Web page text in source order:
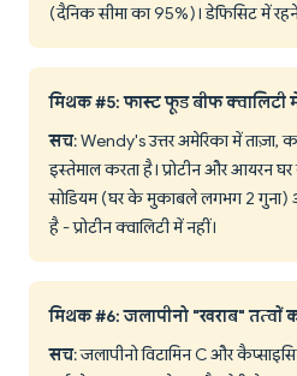
(दैनिक सीमा का 95%)। डेफिसिट में
मिथक #5: फास्ट फूड बीफ क्वालिटी
सच: Wendy's उत्तर अमेरिका में ताज़ा,
इस्तेमाल करता है। प्रोटीन और आयरन
सोडियम (घर के मुकाबले लगभग 2 गुना)
है - प्रोटीन क्वालिटी में नहीं।
मिथक #6: जलापीनो "खराब" तत्वों
सच: जलापीनो विटामिन C और